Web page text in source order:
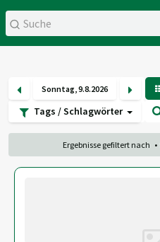
Sonntag,9.8.2026
Tags / Schlagwörter
Ergebnisse gefiltert nach •